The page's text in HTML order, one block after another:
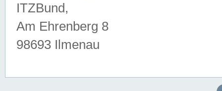
ITZBund,
Am Ehrenberg 8
98693 Ilmenau